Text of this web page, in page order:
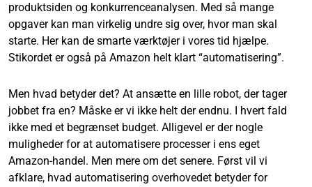
produktsiden og konkurrenceanalysen. Med så mange
opgaver kan man virkelig undre sig over, hvor man skal
starte. Her kan de smarte værktøjer i vores tid hjælpe.
Stikordet er også på Amazon helt klart “automatisering”.
Men hvad betyder det? At ansætte en lille robot, der tager
jobbet fra en? Måske er vi ikke helt der endnu. I hvert fald
ikke med et begrænset budget. Alligevel er der nogle
muligheder for at automatisere processer i ens eget
Amazon-handel. Men mere om det senere. Først vil vi
afklare, hvad automatisering overhovedet betyder for